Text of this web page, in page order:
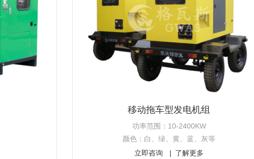
移动拖车型发电机组
功率范围：10-2400KW
颜色：白、绿、黄、蓝、灰等
立即咨询
了解更多